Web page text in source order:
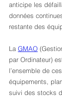
anticipe les
données
restante des
La GMAO
par Ordinateur)
l’ensemble de
équipements,
suivi des stocks